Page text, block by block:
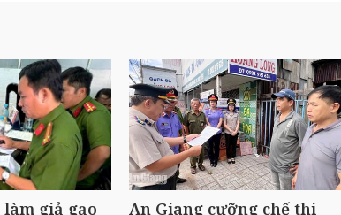
giả gạo
An Giang cưỡng chế thi